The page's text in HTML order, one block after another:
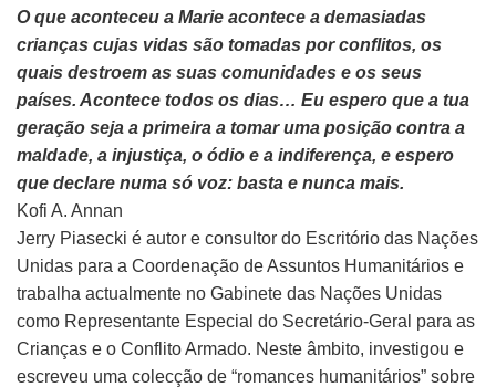
O que aconteceu a Marie acontece a demasiadas
crianças cujas vidas são tomadas por conflitos, os
quais destroem as suas comunidades e os seus
países. Acontece todos os dias… Eu espero que a tua
geração seja a primeira a tomar uma posição contra a
maldade, a injustiça, o ódio e a indiferença, e espero
que declare numa só voz: basta e nunca mais.
Kofi A. Annan
Jerry Piasecki é autor e consultor do Escritório das Nações
Unidas para a Coordenação de Assuntos Humanitários e
trabalha actualmente no Gabinete das Nações Unidas
como Representante Especial do Secretário-Geral para as
Crianças e o Conflito Armado. Neste âmbito, investigou e
escreveu uma colecção de “romances humanitários” sobre